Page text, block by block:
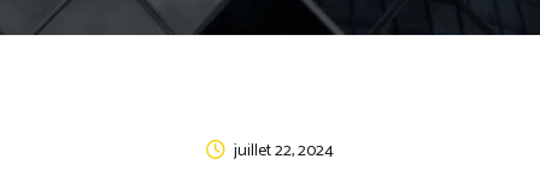
juillet 22, 2024